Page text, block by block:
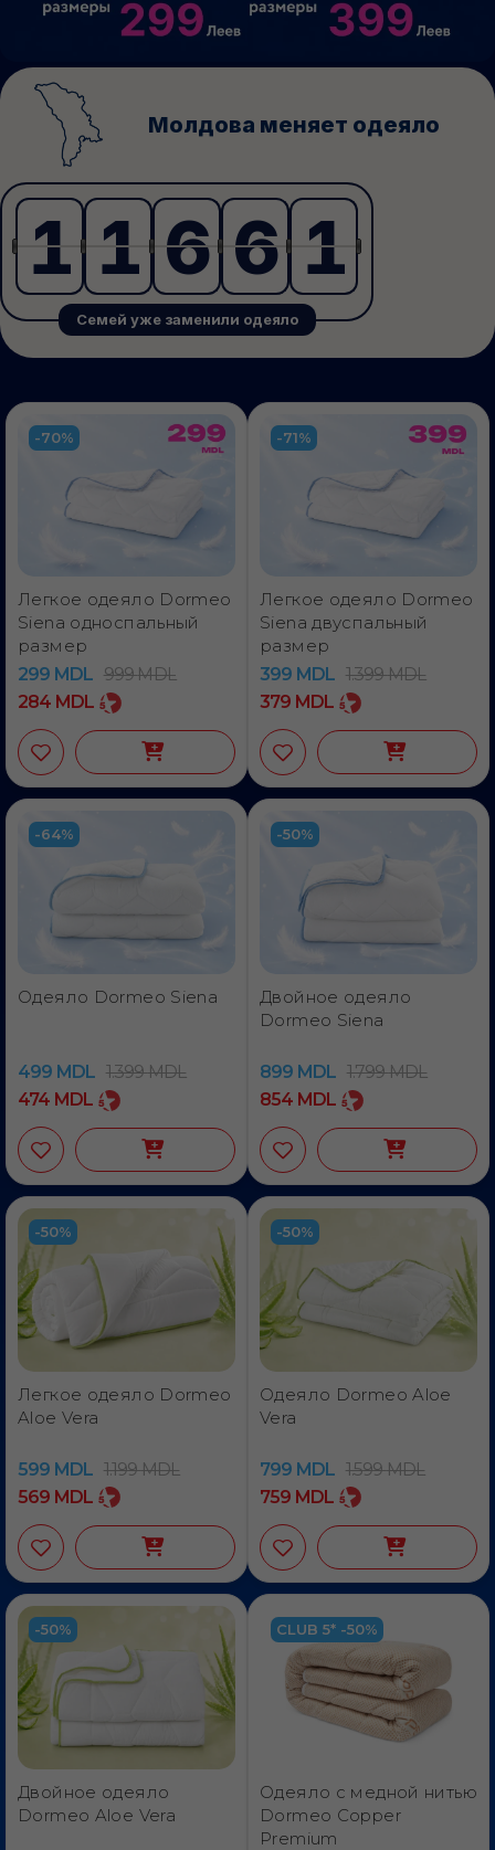
Молдова меняет одеяло
1
1 1
1 6
6 6
6 1
1
Семей уже заменили одеяло
-70%
Легкое одеяло Dormeo
Siena односпальный
размер
299 MDL 999MDL
284 MDL
-71%
Легкое одеяло Dormeo
Siena двуспальный
размер
399 MDL 1.399MDL
379 MDL
-64%
Одеяло Dormeo Siena
499 MDL 1.399MDL
474 MDL
-50%
Двойное одеяло
Dormeo Siena
899 MDL 1.799MDL
854 MDL
-50%
Легкое одеяло Dormeo
Aloe Vera
599 MDL 1.199MDL
569 MDL
-50%
Одеяло Dormeo Aloe
Vera
799 MDL 1.599MDL
759 MDL
-50%
Двойное одеяло
Dormeo Aloe Vera
CLUB 5* -50%
Одеяло с медной нитью
Dormeo Copper
Premium